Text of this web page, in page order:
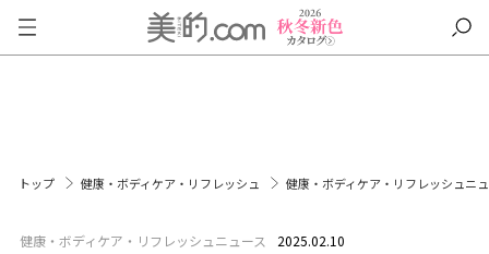
トップ 健康・ボディケア・リフレッシュ 健康・ボディケア・リフレッシュニ
健康・ボディケア・リフレッシュニュース 2025.02.10